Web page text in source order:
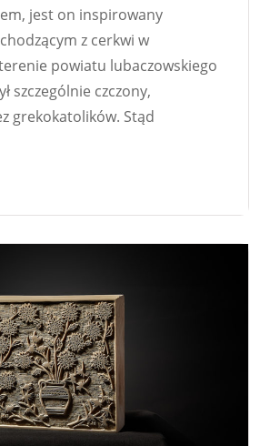
jest on inspirowany
z cerkwi w
powiatu lubaczowskiego
szczególnie czczony,
grekokatolików. Stąd